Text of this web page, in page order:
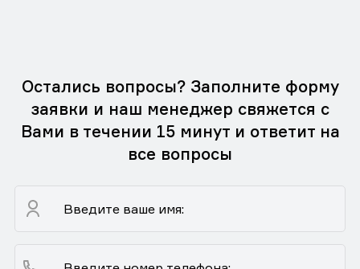
Остались вопросы? Заполните форму
заявки и наш менеджер свяжется с
Вами в течении 15 минут и ответит на
все вопросы